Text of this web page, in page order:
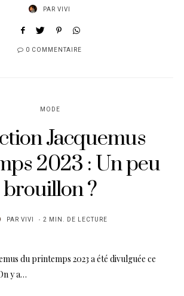
PAR VIVI
0 COMMENTAIRE
MODE
Jacquemus
2023 : Un peu
brouillon ?
PAR VIVI 2 MIN. DE LECTURE
du printemps 2023 a été divulguée ce
y a…